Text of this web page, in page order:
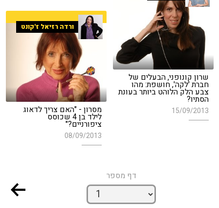
שרון קונופני, הבעלים של
חברת 'לקה', חושפת: מהו
צבע הלק הלוהט ביותר בעונת
הסתיו?
15/09/2013
ורדה רזיאל ז'קונט
מסרון - "האם צריך לדאוג
לילד בן 4 שכוסס
ציפורניים?"
08/09/2013
דף מספר